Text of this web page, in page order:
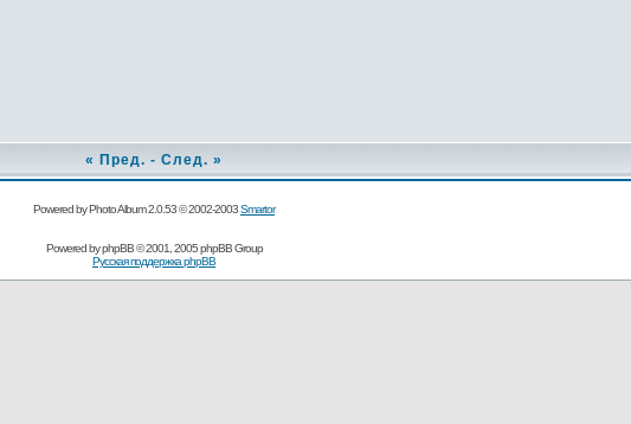
« Пред. - След. »
Powered by Photo Album 2.0.53 © 2002-2003Smartor
Powered byphpBB© 2001, 2005 phpBB Group
Русская поддержка phpBB